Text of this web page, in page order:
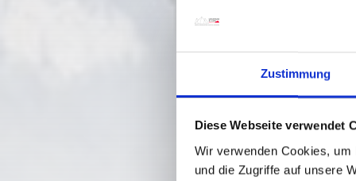
Zustimmung
Diese Webseite verwendet
Wir verwenden Cookies,
und die Zugriffe auf unsere